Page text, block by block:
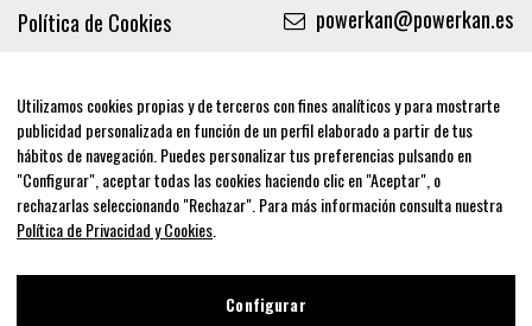
Política de Cookies
Aviso legal
powerkan@powerkan.es
Síguenos
Utilizamos cookies propias y de terceros con fines analíticos y para mostrarte
publicidad personalizada en función de un perfil elaborado a partir de tus
hábitos de navegación. Puedes personalizar tus preferencias pulsando en
"Configurar", aceptar todas las cookies haciendo clic en "Aceptar", o
rechazarlas seleccionando "Rechazar". Para más información consulta nuestra
Política de Privacidad y Cookies
Configurar